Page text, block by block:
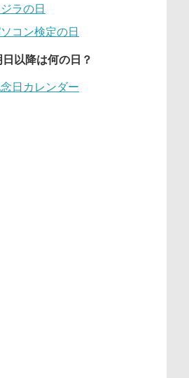
ラの日
コン検定の日
日以降は何の日？
日カレンダー